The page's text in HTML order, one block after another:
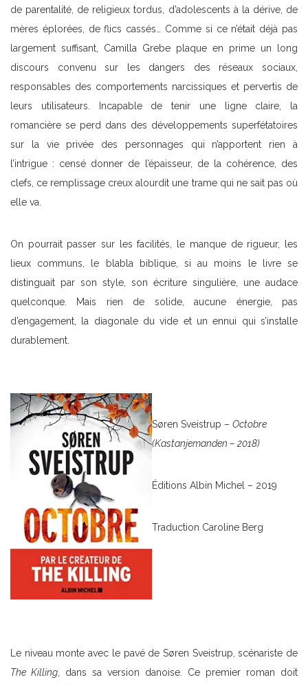
de parentalité, de religieux tordus, d’adolescents à la dérive, de
mères éplorées, de flics cassés… Comme si ce n’était déjà pas
largement suffisant, Camilla Grebe plaque en prime un long
discours convenu sur les dangers des réseaux sociaux,
responsables des comportements narcissiques et pervertis de
leurs utilisateurs. Incapable de tenir une ligne claire, la
romancière se perd dans des développements superfétatoires
sur la vie privée des personnages qui n’apportent rien à
l’intrigue : censé donner de l’épaisseur, de la cohérence, des
clefs, ce remplissage creux alourdit une trame qui ne sait pas où
elle va.
On pourrait passer sur les facilités, le manque de rigueur, les
lieux communs, le blabla biblique, si au moins le livre se
distinguait par son style, son écriture singulière, une audace
quelconque. Mais rien de solide, aucune énergie, pas
d’engagement, la diagonale du vide et un ennui qui s’installe
durablement.
Søren Sveistrup – Octobre
(Kastanjemanden – 2018)
Éditions Albin Michel – 2019
Traduction Caroline Berg
Le niveau monte avec le pavé de Søren Sveistrup, scénariste de
The Killing , dans sa version danoise. Ce premier roman doit